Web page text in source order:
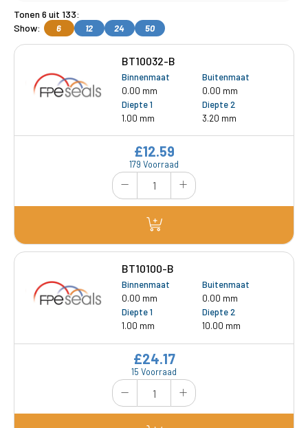
Tonen 6 uit 133:
Show:
6 12 24 50
BT10032-B
Binnenmaat
0.00 mm
Buitenmaat
0.00 mm
Diepte 1
1.00 mm
Diepte 2
3.20 mm
179 Voorraad
£12.59
BT10100-B
Binnenmaat
0.00 mm
Buitenmaat
0.00 mm
Diepte 1
1.00 mm
Diepte 2
10.00 mm
15 Voorraad
£24.17